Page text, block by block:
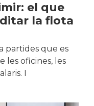
el que
la flota
partides que es
les oficines, les
I